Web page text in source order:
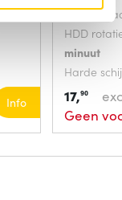
Info
HDD
HDD
minuut
Harde
Interface:
17,90
Geen